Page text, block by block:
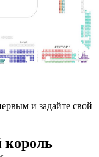
и задайте свой